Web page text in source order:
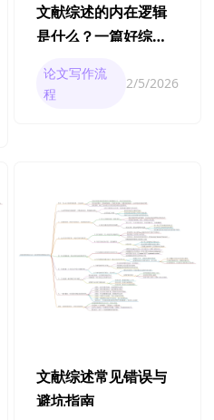
文献综述的内在逻辑
是什么？一篇好综述
论文写作流
程
2/5/2026
文献综述常见错误与
避坑指南